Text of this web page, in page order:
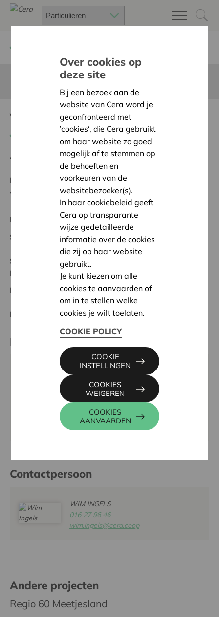
Deze pagina is niet vertaald in het Nederlands
Veilig op de weg
Terug naar overzicht
Ambitie: Warme en zorgzame buurten voor iedereen
Programma:
Bouwen aan sterke dorpen, buurten en
wijken, met zorgzame buren
Regionaal Project
Startdatum:
02/10/2025
Status:
In behandeling
Meetjesland
Datum:
02/10/2025
Beslissing: Goedgekeurd
Partner
Basisschool De Regenboog, Kroonstraat 2 bis, 9940
09/3446374
bs.ertvelde@sgr23.be
http://www.basisschool-de-regenboog.be
Contactpersoon
WIM INGELS
016 27 96 46
wim.ingels@cera.coop
Andere projecten
Regio 60 Meetjesland
Over cookies op
deze site
Bij een bezoek aan de
website van Cera word je
geconfronteerd met
’cookies‘, die Cera gebruikt
om haar website zo goed
mogelijk af te stemmen op
de behoeften en
voorkeuren van de
websitebezoeker(s).
In haar cookiebeleid geeft
Cera op transparante
wijze gedetailleerde
informatie over de cookies
die zij op haar website
gebruikt.
Je kunt kiezen om alle
cookies te aanvaarden of
om in te stellen welke
cookies je wilt toelaten.
COOKIE POLICY
COOKIES
AANVAARDEN
COOKIES
WEIGEREN
COOKIE
INSTELLINGEN